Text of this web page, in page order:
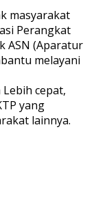
masyarakat
Perangkat
ASN (Aparatur
melayani
cepat,
yang
lainnya.